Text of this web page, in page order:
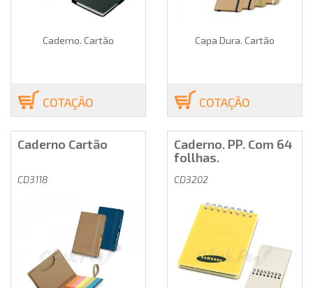
Caderno. Cartão
COTAÇÃO
Capa Dura. Cartão
COTAÇÃO
Caderno Cartão
CD3118
Caderno. PP. Com 64
follhas.
CD3202